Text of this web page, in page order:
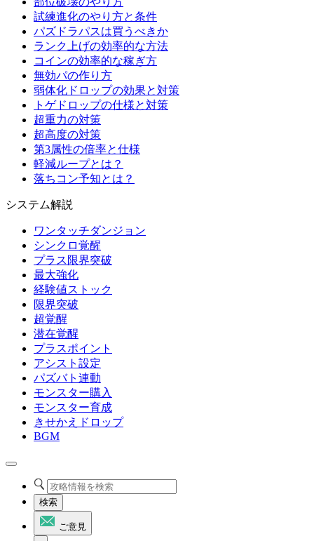
試練進化のやり方と条件
パズドラパスは買うべきか
ランク上げの効率的な方法
コインの効率的な稼ぎ方
無効パの作り方
弱体化ドロップの効果と対策
トゲドロップの仕様と対策
超重力の対策
超高度の対策
第3属性の倍率と仕様
軽減ループとは？
落ちコン予知とは？
システム解説
ワンタッチダンジョン
シンクロ覚醒
プラス限界突破
最大強化
経験値ストック
限界突破
超覚醒
潜在覚醒
プラスポイント
アシスト設定
パズバト連動
モンスター購入
モンスター育成
きせかえドロップ
BGM
検索
ご意見